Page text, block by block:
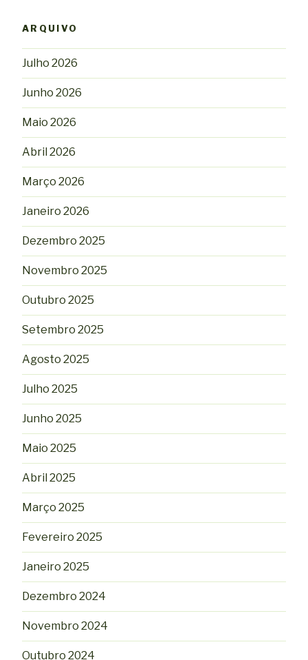
ARQUIVO
Julho 2026
Junho 2026
Maio 2026
Abril 2026
Março 2026
Janeiro 2026
Dezembro 2025
Novembro 2025
Outubro 2025
Setembro 2025
Agosto 2025
Julho 2025
Junho 2025
Maio 2025
Abril 2025
Março 2025
Fevereiro 2025
Janeiro 2025
Dezembro 2024
Novembro 2024
Outubro 2024